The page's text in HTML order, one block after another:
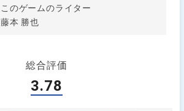
このゲームのライター
藤本 勝也
総合評価
3.78